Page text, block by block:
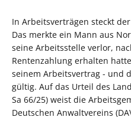
In Arbeitsverträgen steckt
Das merkte ein Mann aus
seine Arbeitsstelle verlor,
Rentenzahlung erhalten
seinem Arbeitsvertrag - und
gültig. Auf das Urteil des
Sa 66/25) weist die
Deutschen Anwaltvereins